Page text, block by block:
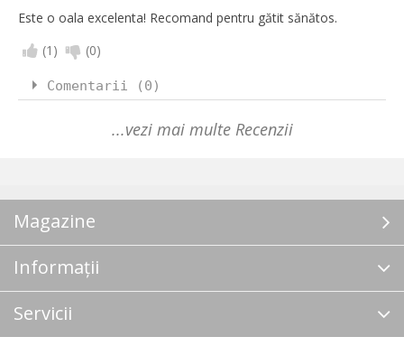
Este o oala excelenta! Recomand pentru gătit sănătos.
(1 ) (0)
Comentarii (0)
...vezi mai multe Recenzii
Magazine
Informații
Servicii